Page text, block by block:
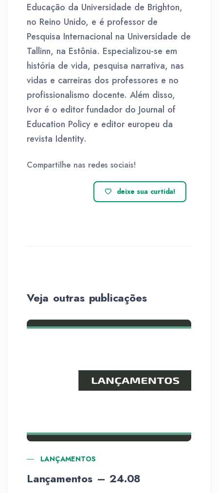
Educação da Universidade de Brighton,
no Reino Unido, e é professor de
Pesquisa Internacional na Universidade de
Tallinn, na Estônia. Especializou-se em
história de vida, pesquisa narrativa, nas
vidas e carreiras dos professores e no
profissionalismo docente. Além disso,
Ivor é o editor fundador do Journal of
Education Policy e editor europeu da
revista Identity.
Compartilhe nas redes sociais!
deixe sua curtida!
Veja outras publicações
LANÇAMENTOS
Lançamentos – 24.08